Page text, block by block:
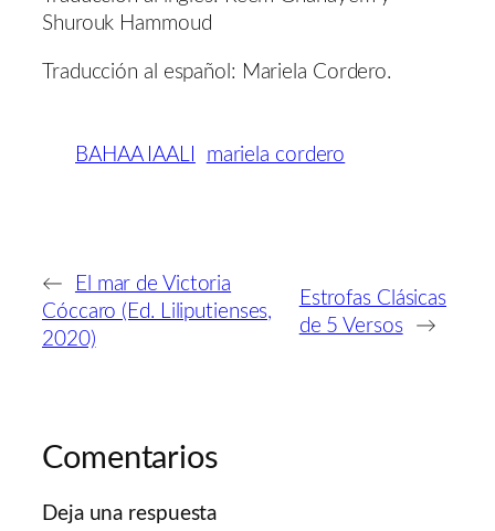
Shurouk Hammoud
Traducción al español: Mariela Cordero.
BAHAA IAALI mariela cordero
←
El mar de Victoria
Cóccaro (Ed. Liliputienses,
2020)
Estrofas Clásicas
de 5 Versos
→
Comentarios
Deja una respuesta